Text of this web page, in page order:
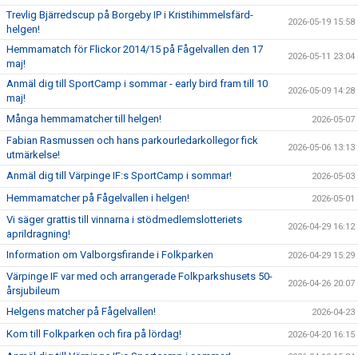
Trevlig Bjärredscup på Borgeby IP i Kristihimmelsfärd-
helgen!
2026-05-19 15:58
Hemmamatch för Flickor 2014/15 på Fågelvallen den 17
maj!
2026-05-11 23:04
Anmäl dig till SportCamp i sommar - early bird fram till 10
maj!
2026-05-09 14:28
Många hemmamatcher till helgen! 2026-05-07
Fabian Rasmussen och hans parkourledarkollegor fick
utmärkelse!
2026-05-06 13:13
Anmäl dig till Värpinge IF:s SportCamp i sommar! 2026-05-03
Hemmamatcher på Fågelvallen i helgen! 2026-05-01
Vi säger grattis till vinnarna i stödmedlemslotteriets
aprildragning!
2026-04-29 16:12
Information om Valborgsfirande i Folkparken 2026-04-29 15:29
Värpinge IF var med och arrangerade Folkparkshusets 50-
årsjubileum
2026-04-26 20:07
Helgens matcher på Fågelvallen! 2026-04-23
Kom till Folkparken och fira på lördag! 2026-04-20 16:15